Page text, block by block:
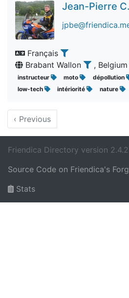
Jean-Pierre
Français
Brabant Wallon
, Belgium
instructeur moto dépollution
low-tech
intériorité nature
‹ Previous
Friendica Directory version 2.4.2
Source Code on Friendica's
Stats